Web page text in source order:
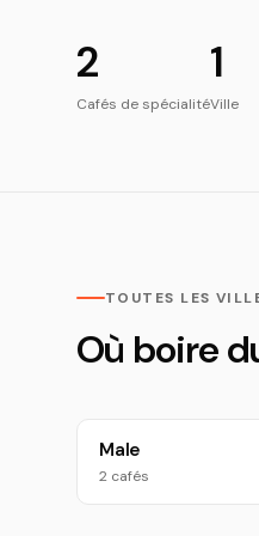
2
Cafés de spécialité
1
Ville
TOUTES LES
Où boire
Male
2 cafés